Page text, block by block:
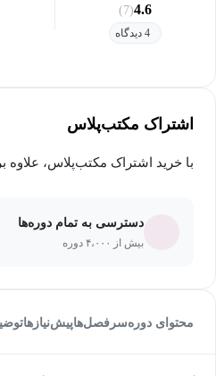
4.6
(7)
4 دیدگاه
اشتراک مکتب‌پلاس
با خرید اشتراک مکتب‌پلاس، علاوه بر این دوره، به بیش از
دسترسی به تمام دوره‌ها
بیش از ۴،۰۰۰ دوره
محتوای دورهسرفصل‌هاپیش‌نیاز‌ها